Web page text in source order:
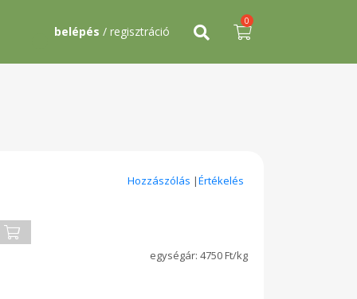
belépés / regisztráció
0
Hozzászólás |Értékelés
4750 Ft/kg